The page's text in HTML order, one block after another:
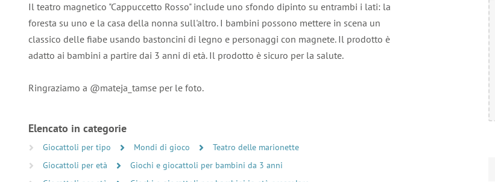
Il teatro magnetico "Cappuccetto Rosso" include uno sfondo dipinto su entrambi i lati: la
foresta su uno e la casa della nonna sull'altro. I bambini possono mettere in scena un
classico delle fiabe usando bastoncini di legno e personaggi con magnete. Il prodotto è
adatto ai bambini a partire dai 3 anni di età. Il prodotto è sicuro per la salute.
Ringraziamo a @mateja_tamse per le foto.
Elencato in categorie
Giocattoli per tipo Mondi di gioco
Teatro delle marionette
Giocattoli per età
Giochi e giocattoli per bambini da 3 anni